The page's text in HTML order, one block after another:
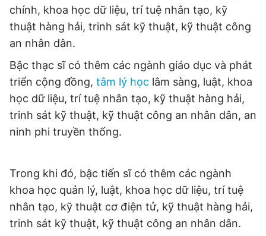
chính, khoa học dữ liệu, trí tuệ nhân tạo, kỹ
thuật hàng hải, trinh sát kỹ thuật, kỹ thuật công
an nhân dân.
Bậc thạc sĩ có thêm các ngành giáo dục và phát
triển cộng đồng, tâm lý học lâm sàng, luật, khoa
học dữ liệu, trí tuệ nhân tạo, kỹ thuật hàng hải,
trinh sát kỹ thuật, kỹ thuật công an nhân dân, an
ninh phi truyền thống.
Trong khi đó, bậc tiến sĩ có thêm các ngành
khoa học quản lý, luật, khoa học dữ liệu, trí tuệ
nhân tạo, kỹ thuật cơ điện tử, kỹ thuật hàng hải,
trinh sát kỹ thuật, kỹ thuật công an nhân dân.